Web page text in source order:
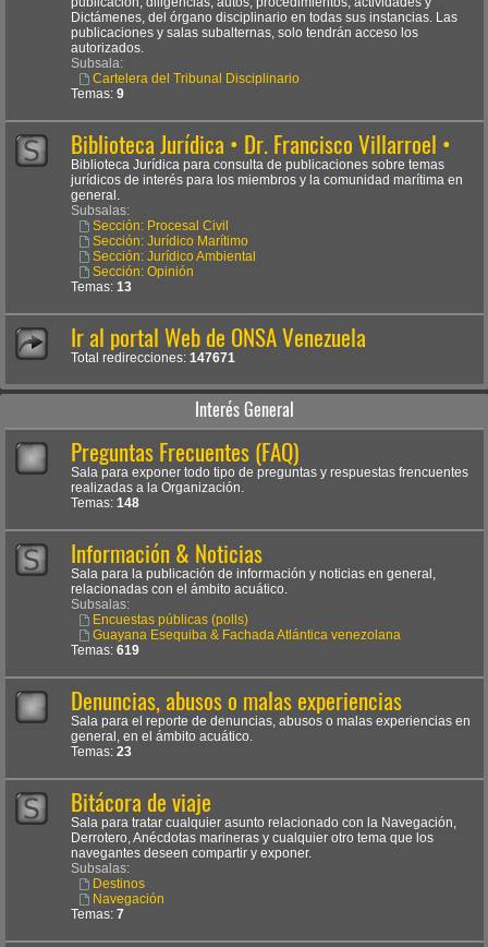
Dictámenes, del órgano disciplinario en todas sus instancias. Las
publicaciones y salas subalternas, solo tendrán acceso los
autorizados.
Subsala:
Cartelera del Tribunal Disciplinario
Temas: 9
Biblioteca Jurídica • Dr. Francisco Villarroel •
Biblioteca Jurídica para consulta de publicaciones sobre temas
jurídicos de interés para los miembros y la comunidad marítima en
general.
Subsalas:
Sección: Procesal Civil
Sección: Jurídico Marítimo
Sección: Jurídico Ambiental
Sección: Opinión
Temas: 13
Ir al portal Web de ONSA Venezuela
Total redirecciones: 147671
Interés General
Preguntas Frecuentes (FAQ)
Sala para exponer todo tipo de preguntas y respuestas frencuentes
realizadas a la Organización.
Temas: 148
Información & Noticias
Sala para la publicación de información y noticias en general,
relacionadas con el ámbito acuático.
Subsalas:
Encuestas públicas (polls)
Guayana Esequiba & Fachada Atlántica venezolana
Temas: 619
Denuncias, abusos o malas experiencias
Sala para el reporte de denuncias, abusos o malas experiencias en
general, en el ámbito acuático.
Temas: 23
Bitácora de viaje
Sala para tratar cualquier asunto relacionado con la Navegación,
Derrotero, Anécdotas marineras y cualquier otro tema que los
navegantes deseen compartir y exponer.
Subsalas:
Destinos
Navegación
Temas: 7